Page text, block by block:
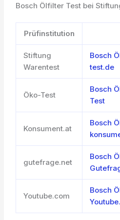
Bosch Ölfilter Test bei
Prüfinstitution
Stiftung
Warentest
Bosch
test.de
Öko-Test
Bosch
Test
Konsument.at
Bosch
gutefrage.net
Bosch
Youtube.com
Bosch